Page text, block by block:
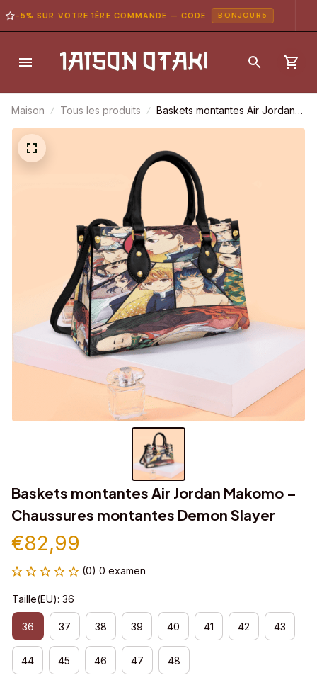
-5% SUR VOTRE 1ÈRE COMMANDE — CODE BONJOUR5
Maison Tous les produits
Baskets montantes Air Jordan
Makomo – Chaussures
Baskets montantes Air Jordan Makomo –
Chaussures montantes Demon Slayer
€82,99
(0) 0 examen
Taille(EU): 36
36 37 38 39 40 41 42 43
44 45 46 47 48